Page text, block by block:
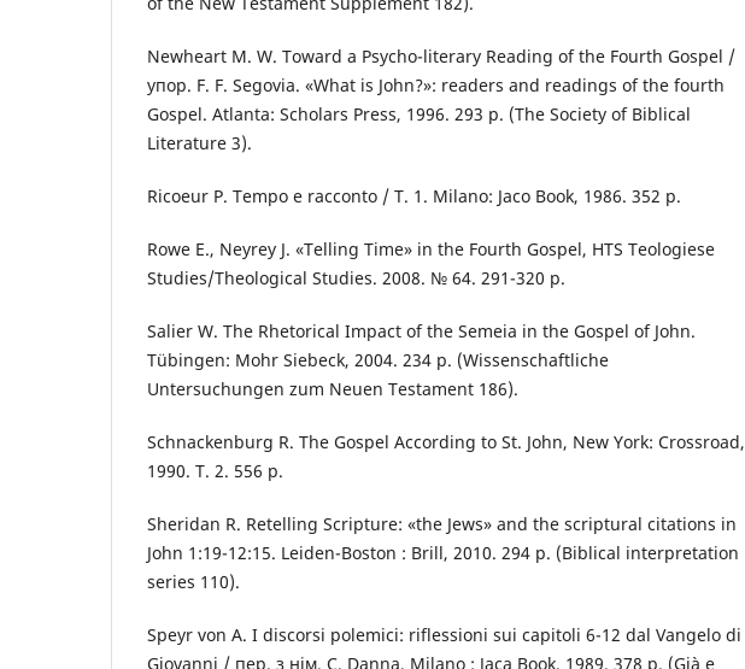
Newheart M. W. Toward a Psycho-literary Reading of the Fourth Gospel /
упор. F. F. Segovia. «What is John?»: readers and readings of the fourth
Gospel. Atlanta: Scholars Press, 1996. 293 р. (The Society of Biblical
Literature 3).
Ricoeur P. Tempo e racconto / T. 1. Milano: Jaco Book, 1986. 352 p.
Rowe E., Neyrey J. «Telling Time» in the Fourth Gospel, HTS Teologiese
Studies/Theological Studies. 2008. № 64. 291-320 р.
Salier W. The Rhetorical Impact of the Semeia in the Gospel of John.
Tübingen: Mohr Siebeck, 2004. 234 р. (Wissenschaftliche
Untersuchungen zum Neuen Testament 186).
Schnackenburg R. The Gospel According to St. John, New York: Crossroad,
1990. T. 2. 556 р.
Sheridan R. Retelling Scripture: «the Jews» and the scriptural citations in
John 1:19-12:15. Leiden-Boston : Brill, 2010. 294 р. (Biblical interpretation
series 110).
Speyr von A. I discorsi polemici: riflessioni sui capitoli 6-12 dal Vangelo di
Giovanni / пер. з нім. C. Danna. Milano : Jaca Book, 1989. 378 р. (Già e